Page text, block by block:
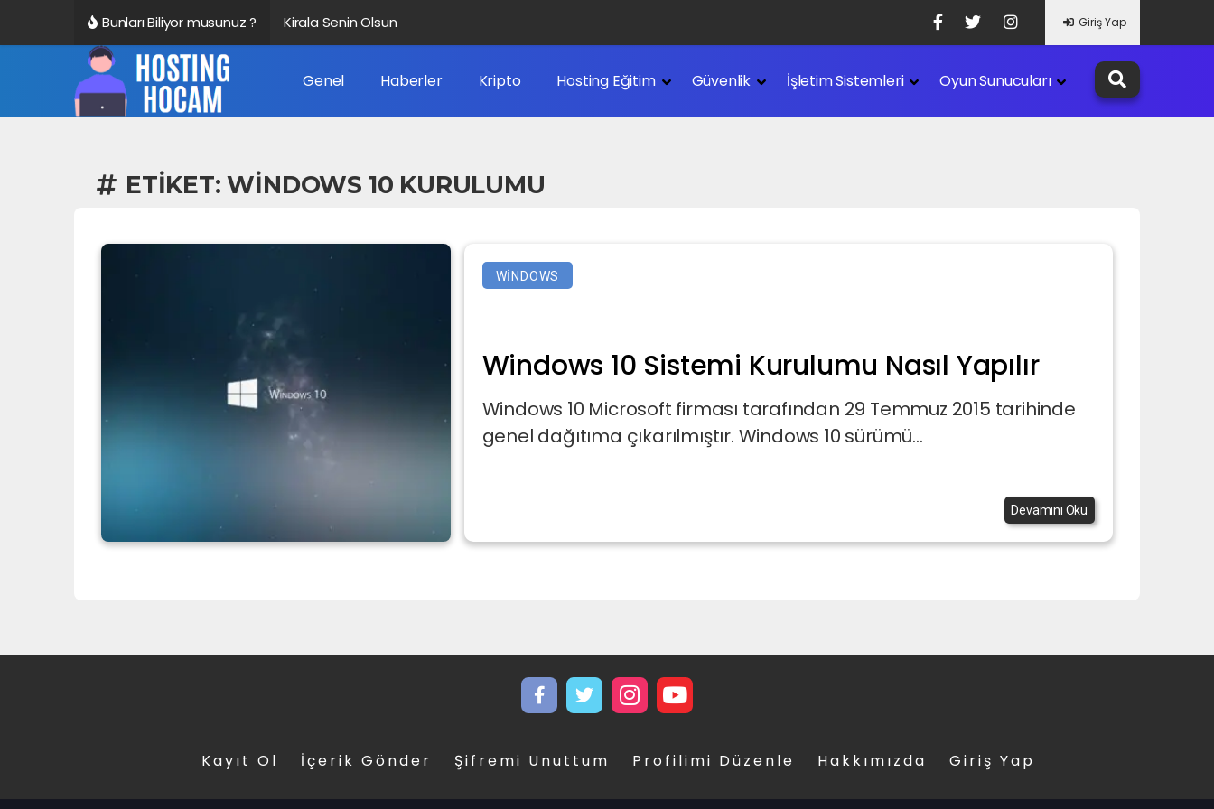
Bunları Biliyor musunuz ? Kirala Senin Olsun Giriş Yap
Genel Haberler Kripto Hosting Eğitim Güvenlik İşletim Sistemleri Oyun Sunucuları
ETIKET:WINDOWS 10 KURULUMU
WINDOWS
Windows 10 Sistemi Kurulumu Nasıl Yapılır
Windows 10 Microsoft firması tarafından 29 Temmuz 2015 tarihinde
genel dağıtıma çıkarılmıştır. Windows 10 sürümü...
Devamını Oku
Kayıt Ol İçerik Gönder Şifremi Unuttum Profilimi Düzenle Hakkımızda Giriş Yap